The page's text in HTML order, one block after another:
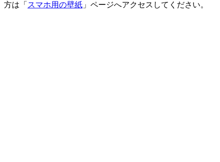
方は「 スマホ用の壁紙 」ページへアクセスしてください。